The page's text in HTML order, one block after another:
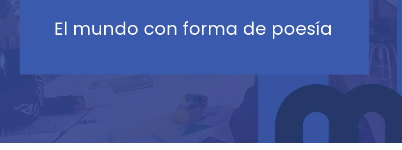
El mundo con forma de poesía